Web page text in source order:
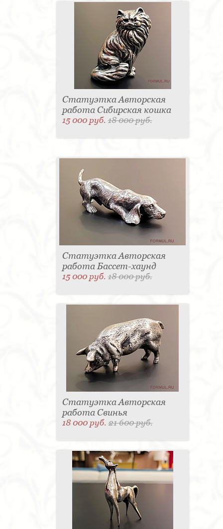
Статуэтка Авторская
работа Сибирская кошка
15 000 руб.18 000 руб.
Статуэтка Авторская
работа Бассет-хаунд
15 000 руб.18 000 руб.
Статуэтка Авторская
работа Свинья
18 000 руб.21 600 руб.